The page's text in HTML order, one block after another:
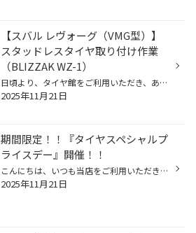
【スバル レヴォーグ（VMG型）】
スタッドレスタイヤ取り付け作業
（BLIZZAK WZ-1）
日頃より、タイヤ館をご利用いただき、ありがとうございます。 さて、当店と同じチェーン店の近隣タイヤ館店舗で作業いたしましたタイヤ交換作業をご紹介します。 （WEB掲載をご快諾いただきましたお客様！大変感謝しております。 いつもご愛顧いただき誠にありがとうございます！！） おクルマ：ス...
2025年11月21日
期間限定！！『タイヤスペシャルプ
ライスデー』開催！！
こんにちは、いつも当店をご利用いただきましてありがとうございます。 本日より、コクピット・タイヤ館におきまして、 期間限定！ サイズ限定！！ 数量限定！！！ お得にお買い求めいただける、「タイヤスペシャルプライスデー」がスタートします！ お得なタイヤのご紹介！！ ワゴンR、N-BOX、タン...
2025年11月21日